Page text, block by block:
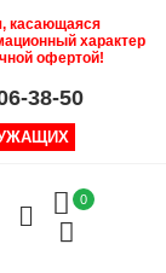
касающаяся
характер
офертой!
38-50
0